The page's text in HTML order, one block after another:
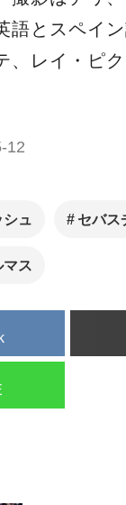
語とスペイ
、レイ・ピク
12
ュ セバス
マス